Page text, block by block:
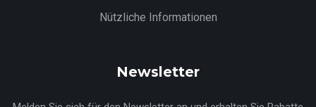
Nützliche Informationen
Newsletter